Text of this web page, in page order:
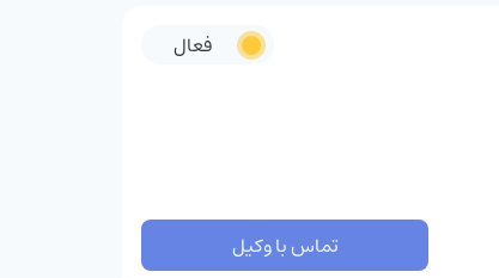
فعال
تماس با وکیل